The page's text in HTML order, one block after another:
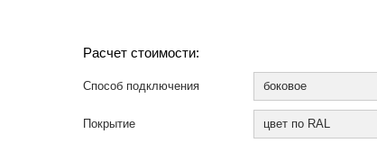
Расчет стоимости:
Способ подключения боковое
Покрытие цвет по RAL